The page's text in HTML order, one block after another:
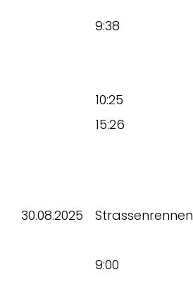
9:38
10:25
15:26
30.08.2025 Strassenrennen
9:00